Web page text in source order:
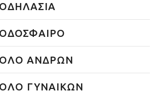
ΑΝΔΡΩΝ
ΓΥΝΑΙΚΩΝ